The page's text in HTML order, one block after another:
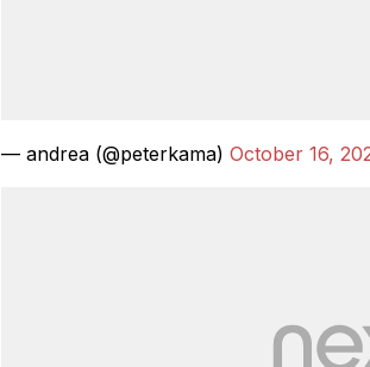
— andrea (@peterkama) October 16,